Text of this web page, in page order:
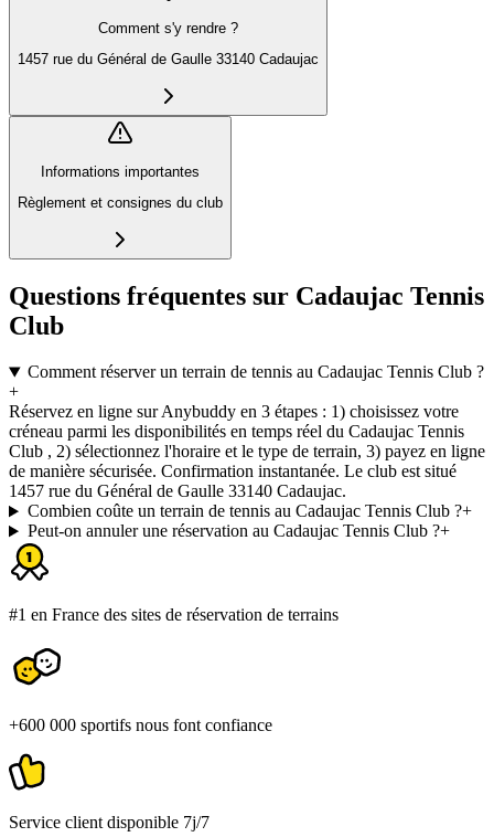
Comment s'y rendre ?
1457 rue du Général de Gaulle 33140 Cadaujac
Informations importantes
Règlement et consignes du club
Questions fréquentes sur Cadaujac Tennis
Club
Comment réserver un terrain de tennis au Cadaujac Tennis Club ?
+
Réservez en ligne sur Anybuddy en 3 étapes : 1) choisissez votre
créneau parmi les disponibilités en temps réel du Cadaujac Tennis
Club , 2) sélectionnez l'horaire et le type de terrain, 3) payez en ligne
de manière sécurisée. Confirmation instantanée. Le club est situé
1457 rue du Général de Gaulle 33140 Cadaujac.
Combien coûte un terrain de tennis au Cadaujac Tennis Club ?+
Peut-on annuler une réservation au Cadaujac Tennis Club ?+
#1 en France des sites de réservation de terrains
+600 000 sportifs nous font confiance
Service client disponible 7j/7